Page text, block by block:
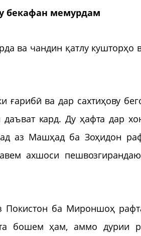
бекафан мемурдам
ва чандин қатлу
ва дар сахтиҳову
кард. Ду ҳафта дар
аз Машҳад ба Зоҳидон
ахшоси пешвозгирандаю
Покистон ба Мироншоҳ
бошем ҳам, аммо дурии